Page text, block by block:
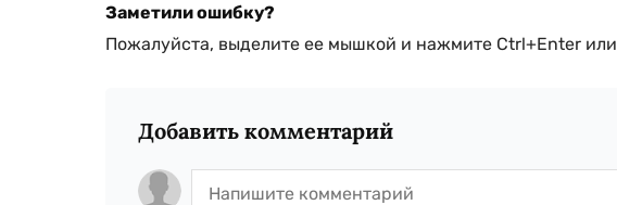
Заметили ошибку?
Пожалуйста, выделите ее мышкой и нажмите Ctrl+Enter или
Добавить комментарий